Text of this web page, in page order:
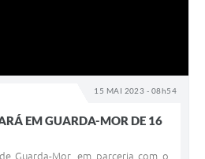
15 MAI 2023 - 08h54
EM GUARDA-MOR DE 16
Guarda-Mor, em parceria com o